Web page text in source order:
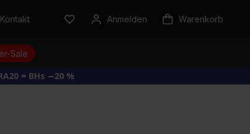
Kontakt Anmelden Warenkorb
Sale
= BHs −20 %